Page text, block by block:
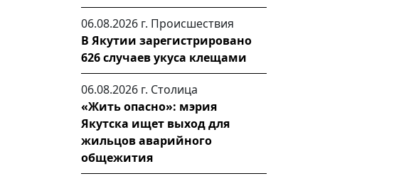
06.08.2026 г. Происшествия
В Якутии зарегистрировано
626 случаев укуса клещами
06.08.2026 г. Столица
«Жить опасно»: мэрия
Якутска ищет выход для
жильцов аварийного
общежития